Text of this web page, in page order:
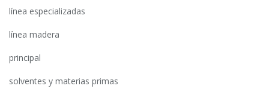
línea especializadas
línea madera
principal
solventes y materias primas